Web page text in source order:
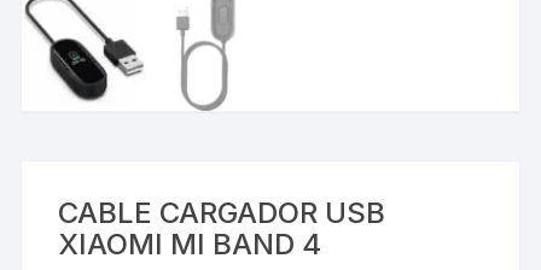
CABLE CARGADOR USB
XIAOMI MI BAND 4